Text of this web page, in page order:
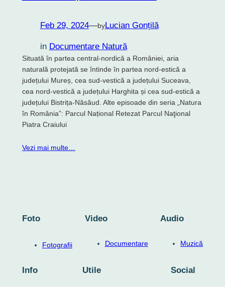
Feb 29, 2024—byLucian Gonțilă
in Documentare Natură
Situată în partea central-nordică a României, aria
naturală protejată se întinde în partea nord-estică a
județului Mureș, cea sud-vestică a județului Suceava,
cea nord-vestică a județului Harghita și cea sud-estică a
județului Bistrița-Năsăud. Alte episoade din seria „Natura
în România”: Parcul Național Retezat Parcul Naţional
Piatra Craiului
Vezi mai multe…
Foto
Fotografii
Video
Documentare
Audio
Muzică
Info Utile Social